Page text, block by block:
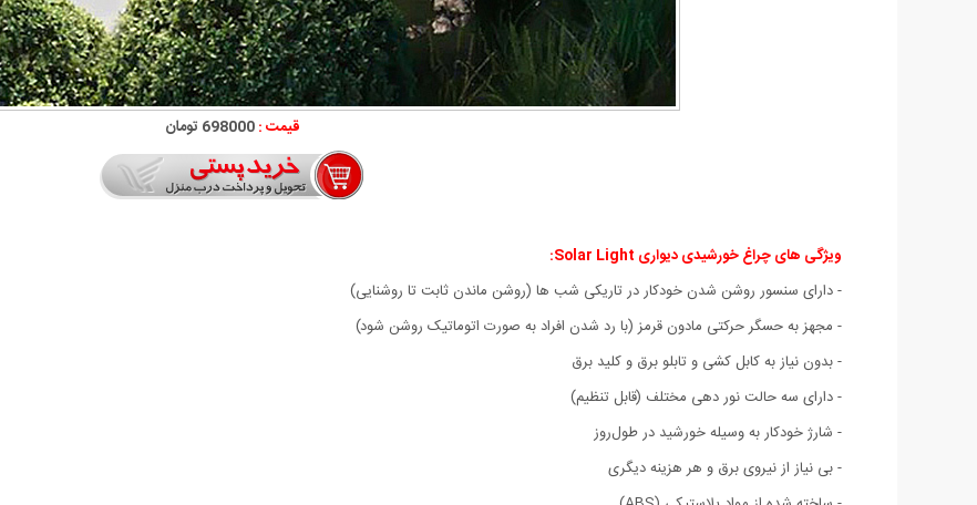
قیمت :698000 تومان
ویژگی های چراغ خورشیدی دیواری Solar Light:
- دارای سنسور روشن شدن خودکار در تاریکی شب ها (روشن ماندن ثابت تا روشنایی)
- مجهز به حسگر حرکتی مادون قرمز (با رد شدن افراد به صورت اتوماتیک روشن شود)
- بدون نیاز به کابل کشی و تابلو برق و کلید برق
- دارای سه حالت نور دهی مختلف (قابل تنظیم)
- شارژ خودکار به وسیله خورشید در طول‌روز
- بی نیاز از نیروی برق و هر هزینه دیگری